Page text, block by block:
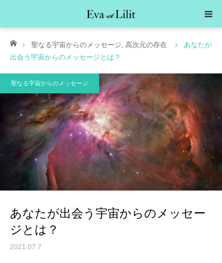
ホーム聖なる宇宙からのメッセージ, 高次元の存在
あなたが
出会う宇宙からのメッセージとは？
聖なる宇宙からのメッセージ
あなたが出会う宇宙からのメッセー
ジとは？
2021.07.7